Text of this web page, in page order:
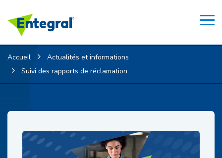
Accueil
Actualités et informations
Suivi des rapports de réclamation